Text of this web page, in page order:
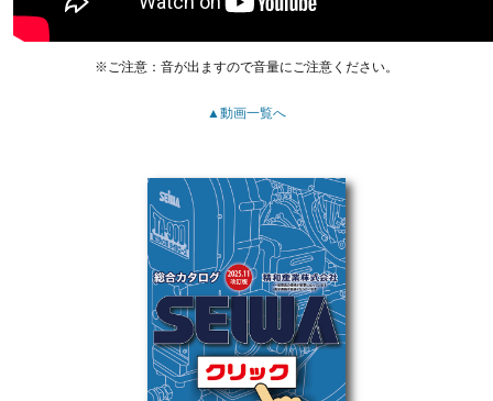
※ご注意：音が出ますので音量にご注意ください。
▲動画一覧へ